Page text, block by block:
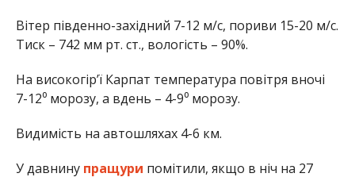
Вітер південно-західний 7-12 м/с, пориви 15-20 м/с.
Тиск – 742 мм рт. ст., вологість – 90%.
На високогір’ї Карпат температура повітря вночі
7-12⁰ морозу, а вдень – 4-9⁰ морозу.
Видимість на автошляхах 4-6 км.
У давнину пращури помітили, якщо в ніч на 27